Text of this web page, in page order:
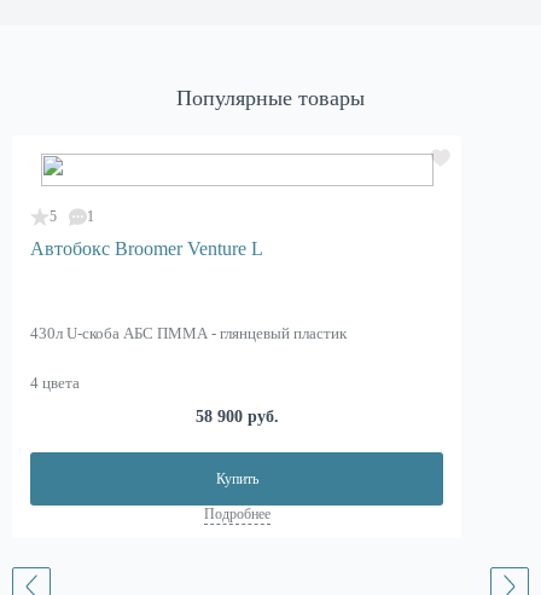
Популярные товары
5 1
Автобокс Broomer Venture L
430л U-скоба АБС ПММА - глянцевый пластик
4 цвета
58 900 руб.
Купить
Подробнее